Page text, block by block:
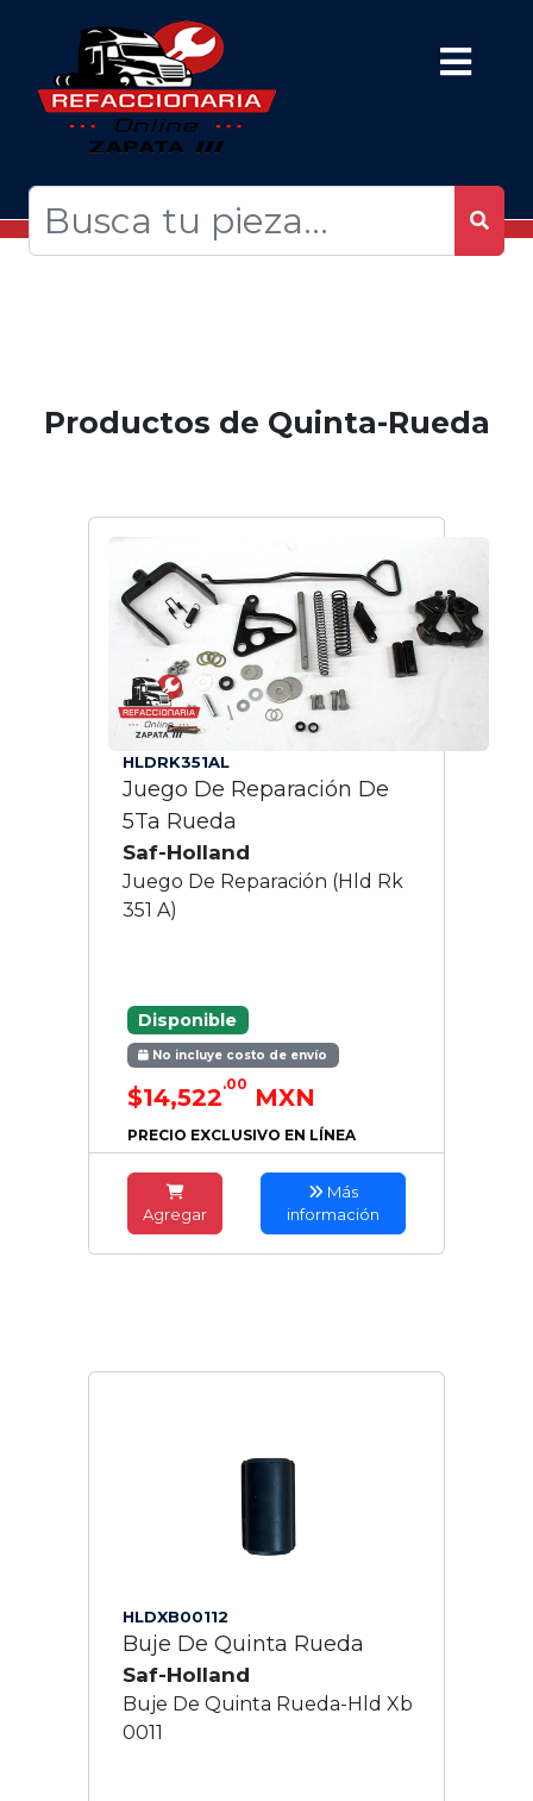
Productos de Quinta-Rueda
HLDRK351AL
Juego De Reparación De
5Ta Rueda
Saf-Holland
Juego De Reparación (Hld Rk
351 A)
Disponible
No incluye costo de envío
$14,522.00 MXN
PRECIO EXCLUSIVO EN LÍNEA
Agregar
Más
información
HLDXB00112
Buje De Quinta Rueda
Saf-Holland
Buje De Quinta Rueda-Hld Xb
0011